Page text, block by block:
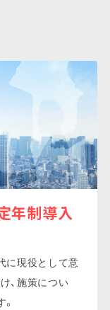
年制導入
に現役として意
、施策につい